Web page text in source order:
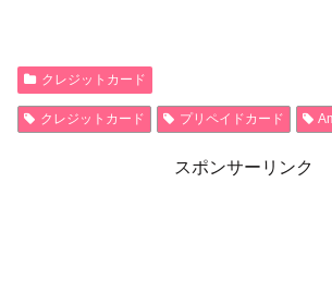
クレジットカード
クレジットカード プリペイドカード
スポンサーリンク